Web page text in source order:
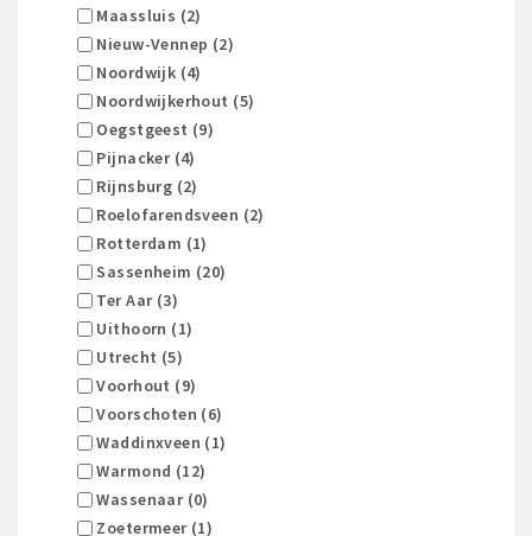
Maassluis (2)
Nieuw-Vennep (2)
Noordwijk (4)
Noordwijkerhout (5)
Oegstgeest (9)
Pijnacker (4)
Rijnsburg (2)
Roelofarendsveen (2)
Rotterdam (1)
Sassenheim (20)
Ter Aar (3)
Uithoorn (1)
Utrecht (5)
Voorhout (9)
Voorschoten (6)
Waddinxveen (1)
Warmond (12)
Wassenaar (0)
Zoetermeer (1)